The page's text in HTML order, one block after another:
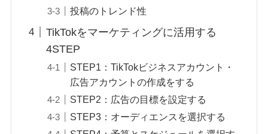
投稿のトレンド性
TikTokをマーケティングに活用する
4STEP
STEP1：TikTokビジネスアカウント・
広告アカウントの作成をする
STEP2：広告の目標を設定する
STEP3：オーディエンスを選択する